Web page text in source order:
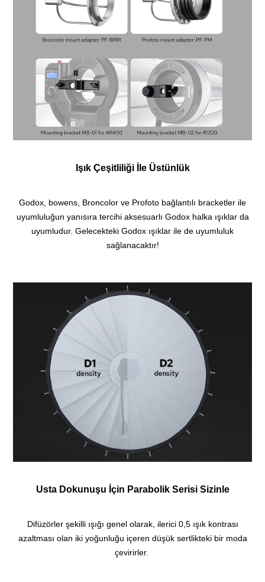
Işık Çeşitliliği İle Üstünlük
Godox, bowens, Broncolor ve Profoto bağlantılı bracketler ile
uyumluluğun yanısıra tercihi aksesuarlı Godox halka ışıklar da
uyumludur. Gelecekteki Godox ışıklar ile de uyumluluk
sağlanacaktır!
Usta Dokunuşu İçin Parabolik Serisi Sizinle
Difüzörler şekilli ışığı genel olarak, ilerici 0,5 ışık kontrası
azaltması olan iki yoğunluğu içeren düşük sertlikteki bir moda
çevirirler.